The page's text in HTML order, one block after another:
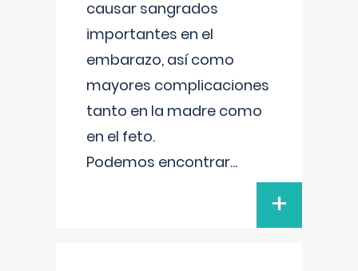
causar sangrados
importantes en el
embarazo, así como
mayores complicaciones
tanto en la madre como
en el feto.
Podemos encontrar...
+